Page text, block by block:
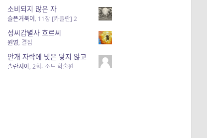
소비되지 않은 자
슬픈거북이 , 11장 [카플란] 2
성씨감별사 흐르씨
원영, 결집
안개 자락에 빛은 닿지 않고
솔란지아, 2회- 소도 학술원